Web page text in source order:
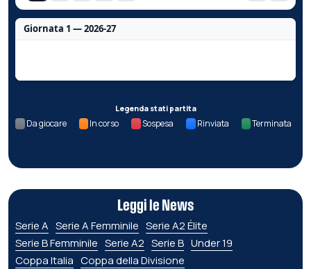
Giornata 1 — 2026-27
Legenda stati partita
Da giocare In corso Sospesa Rinviata Terminata
Leggi le News
Serie A Serie A Femminile Serie A2 Élite
Serie B Femminile Serie A2 Serie B Under 19
Coppa Italia Coppa della Divisione